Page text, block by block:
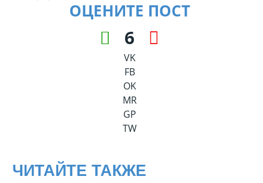
ОЦЕНИТЕ ПОСТ
6
VK
FB
OK
MR
GP
TW
ЧИТАЙТЕ ТАКЖЕ